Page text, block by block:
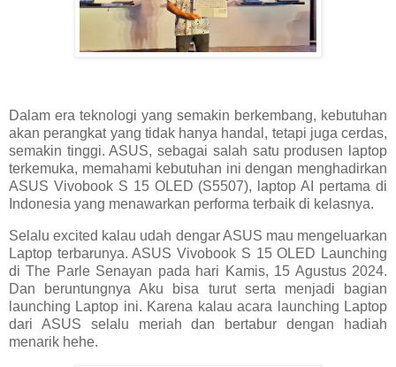
Dalam era teknologi yang semakin berkembang, kebutuhan
akan perangkat yang tidak hanya handal, tetapi juga cerdas,
semakin tinggi. ASUS, sebagai salah satu produsen laptop
terkemuka, memahami kebutuhan ini dengan menghadirkan
ASUS Vivobook S 15 OLED (S5507), laptop AI pertama di
Indonesia yang menawarkan performa terbaik di kelasnya.
Selalu excited kalau udah dengar ASUS mau mengeluarkan
Laptop terbarunya. ASUS Vivobook S 15 OLED Launching
di The Parle Senayan pada hari Kamis, 15 Agustus 2024.
Dan beruntungnya Aku bisa turut serta menjadi bagian
launching Laptop ini. Karena kalau acara launching Laptop
dari ASUS selalu meriah dan bertabur dengan hadiah
menarik hehe.